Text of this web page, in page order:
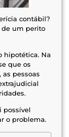
contábil?
de um perito
hipotética. Na
que os
pessoas
possível
o problema.